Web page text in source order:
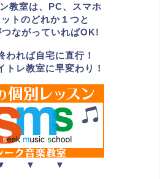
教室は、PC、スマホ
トのどれか１つと
ながっていればOK!
われば自宅に直行！
トレ教室に早変わり！
▼ ▼